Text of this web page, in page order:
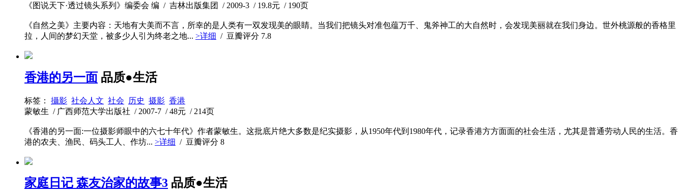
《图说天下·透过镜头系列》编委会 编 / 吉林出版集团 / 2009-3 / 19.8元 / 190页
《自然之美》主要内容：天地有大美而不言，所幸的是人类有一双发现美的眼睛。当我们把镜头对准包蕴万千、鬼斧神工的大自然时，会发现美丽就在我们身边。世外桃源般的香格里
拉，人间的梦幻天堂，被多少人引为终老之地... >详细 / 豆瓣评分 7.8
香港的另一面 品质●生活
标签： 攝影 社会人文 社会 历史 摄影 香港
蒙敏生 / 广西师范大学出版社 / 2007-7 / 48元 / 214页
《香港的另一面:一位摄影师眼中的六七十年代》作者蒙敏生。这批底片绝大多数是纪实摄影，从1950年代到1980年代，记录香港方方面面的社会生活，尤其是普通劳动人民的生活。香
港的农夫、渔民、码头工人、作坊... >详细 / 豆瓣评分 8
家庭日记 森友治家的故事3 品质●生活